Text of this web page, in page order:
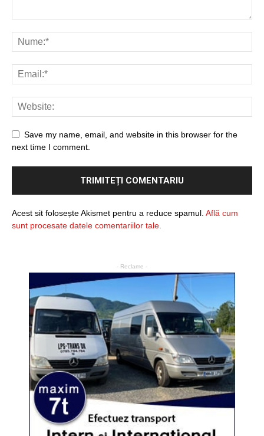
Save my name, email, and website in this browser for the
next time I comment.
Acest sit folosește Akismet pentru a reduce spamul. Află cum
sunt procesate datele comentariilor tale
- Reclame -